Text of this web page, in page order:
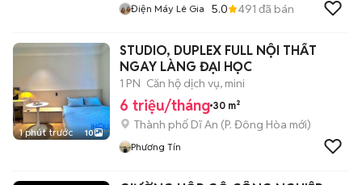
Điện Máy Lê Gia 5.0 491 đã bán
1 phút trước 10
STUDIO, DUPLEX FULL NỘI THẤT
NGAY LÀNG ĐẠI HỌC
1 PN Căn hộ dịch vụ, mini
6 triệu/tháng 30 m²
Thành phố Dĩ An (P. Đông Hòa mới)
Phương Tín